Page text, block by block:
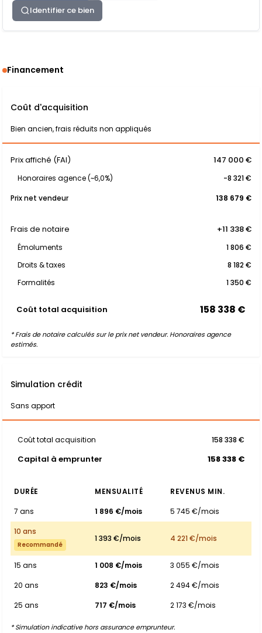
Identifier ce bien
Financement
Coût d'acquisition
Bien ancien, frais réduits non appliqués
Prix affiché (FAI) 147 000 €
Honoraires agence (~6,0%)
-8 321 €
Prix net vendeur
138 679 €
Frais de notaire +11 338 €
Émoluments
1 806 €
Droits & taxes
8 182 €
Formalités
1 350 €
Coût total acquisition 158 338 €
* Frais de notaire calculés sur le prix net vendeur. Honoraires agence
estimés.
Simulation crédit
Sans apport
Coût total acquisition 158 338 €
Capital à emprunter 158 338 €
DURÉE MENSUALITÉ
REVENUS MIN.
7 ans
1 896 €/mois
5 745 €/mois
10 ans
Recommandé
1 393 €/mois 4 221 €/mois
15 ans 1 008 €/mois
3 055 €/mois
20 ans
823 €/mois
2 494 €/mois
25 ans
717 €/mois 2 173 €/mois
* Simulation indicative hors assurance emprunteur.